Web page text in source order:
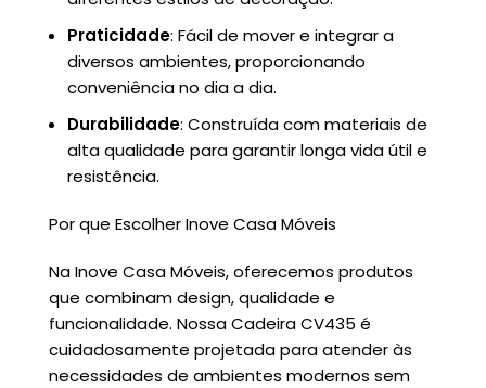
Praticidade: Fácil de mover e integrar a
diversos ambientes, proporcionando
conveniência no dia a dia.
Durabilidade: Construída com materiais de
alta qualidade para garantir longa vida útil e
resistência.
Por que Escolher Inove Casa Móveis
Na Inove Casa Móveis, oferecemos produtos
que combinam design, qualidade e
funcionalidade. Nossa Cadeira CV435 é
cuidadosamente projetada para atender às
necessidades de ambientes modernos sem